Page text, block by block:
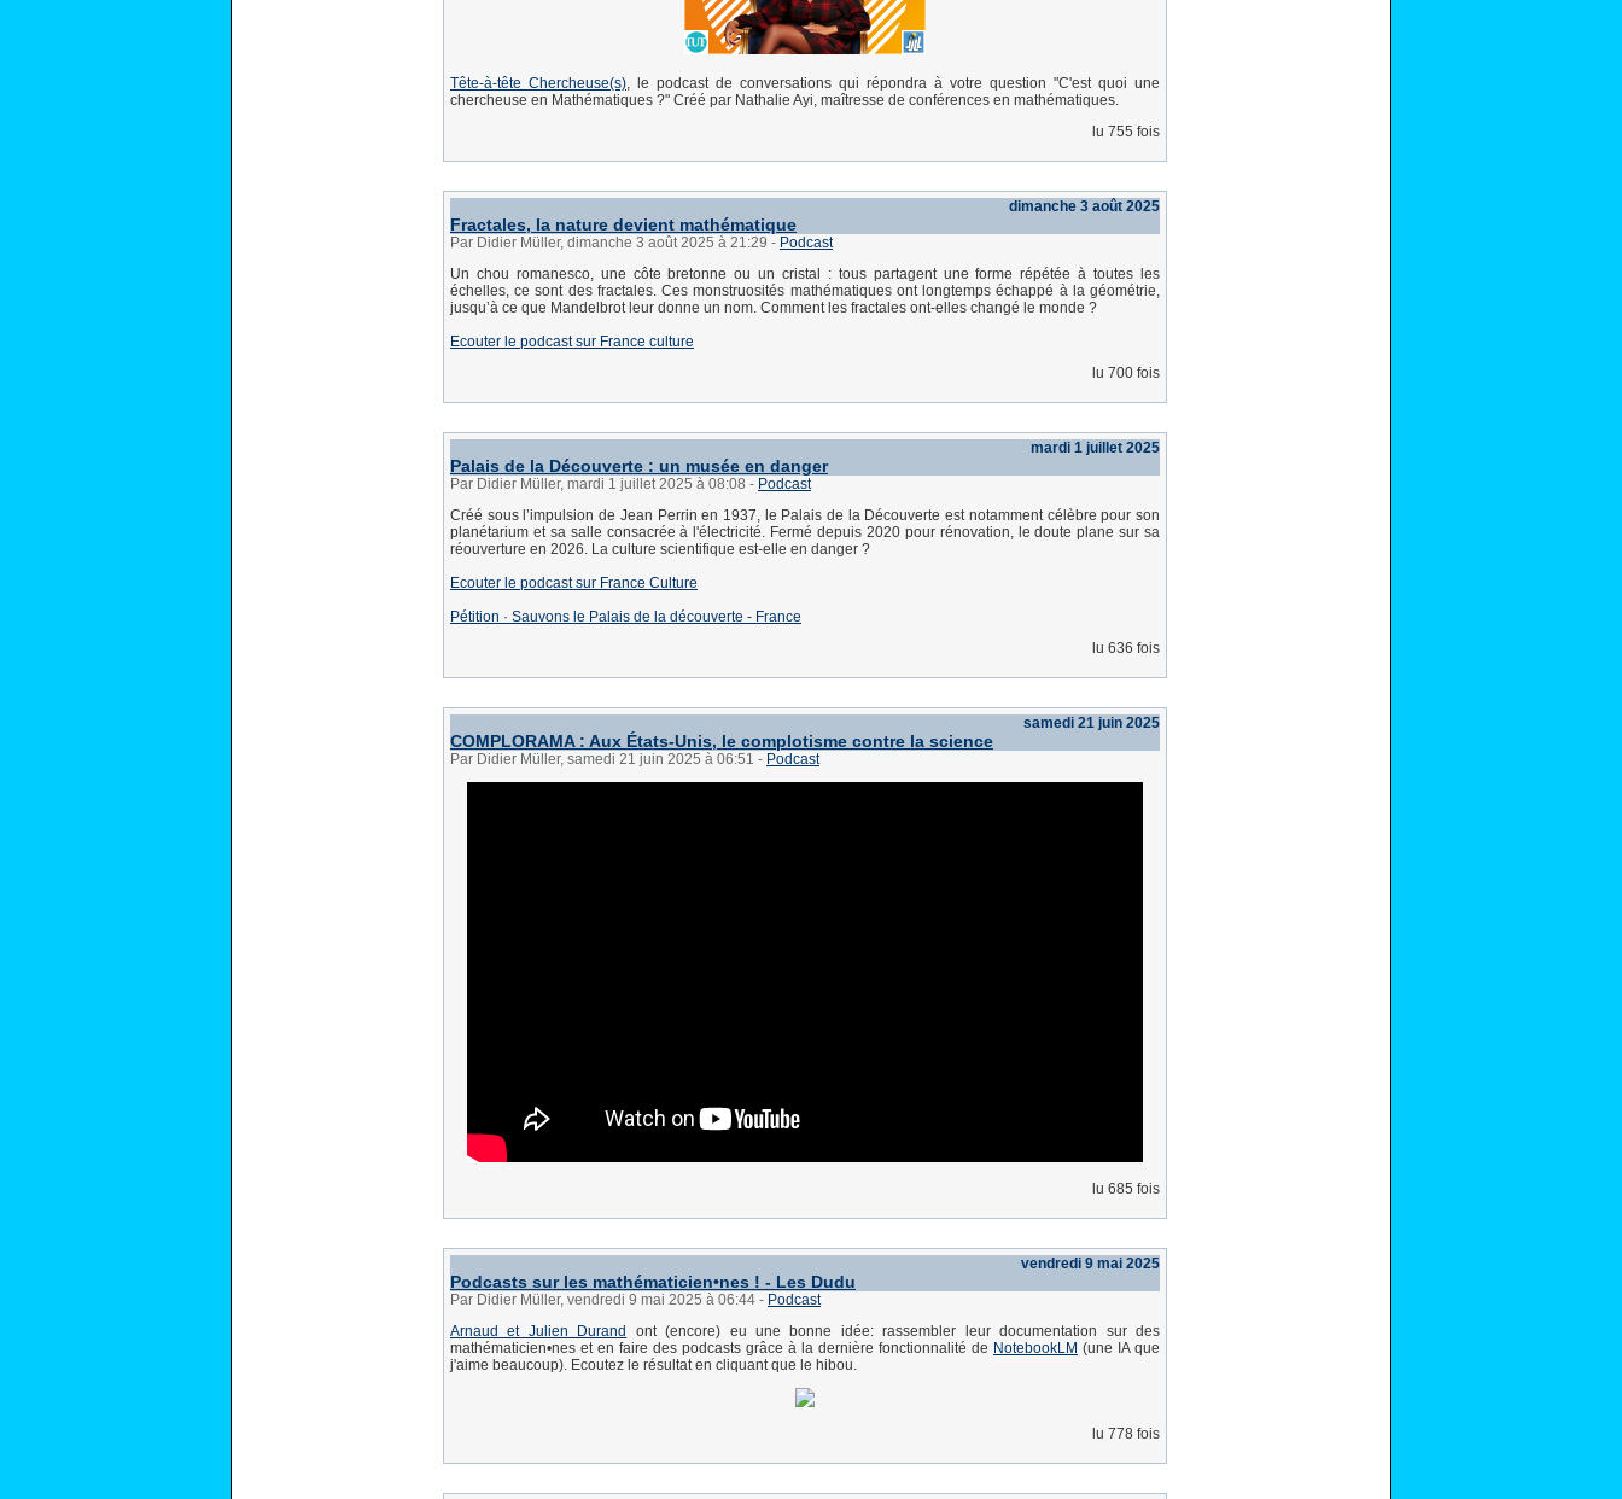
Tête-à-tête Chercheuse(s), le podcast de conversations qui répondra à votre question "C'est quoi une
chercheuse en Mathématiques ?" Créé par Nathalie Ayi, maîtresse de conférences en mathématiques.
lu 755 fois
dimanche 3 août 2025
Fractales, la nature devient mathématique
Par Didier Müller, dimanche 3 août 2025 à 21:29 - Podcast
Un chou romanesco, une côte bretonne ou un cristal : tous partagent une forme répétée à toutes les
échelles, ce sont des fractales. Ces monstruosités mathématiques ont longtemps échappé à la géométrie,
jusqu’à ce que Mandelbrot leur donne un nom. Comment les fractales ont-elles changé le monde ?
Ecouter le podcast sur France culture
lu 700 fois
mardi 1 juillet 2025
Palais de la Découverte : un musée en danger
Par Didier Müller, mardi 1 juillet 2025 à 08:08 - Podcast
Créé sous l’impulsion de Jean Perrin en 1937, le Palais de la Découverte est notamment célèbre pour son
planétarium et sa salle consacrée à l'électricité. Fermé depuis 2020 pour rénovation, le doute plane sur sa
réouverture en 2026. La culture scientifique est-elle en danger ?
Ecouter le podcast sur France Culture
Pétition · Sauvons le Palais de la découverte - France
lu 636 fois
samedi 21 juin 2025
COMPLORAMA : Aux États-Unis, le complotisme contre la science
Par Didier Müller, samedi 21 juin 2025 à 06:51 - Podcast
lu 685 fois
vendredi 9 mai 2025
Podcasts sur les mathématicien•nes ! - Les Dudu
Par Didier Müller, vendredi 9 mai 2025 à 06:44 - Podcast
Arnaud et Julien Durand
ont (encore) eu une bonne idée: rassembler leur documentation sur des
mathématicien•nes et en faire des podcasts grâce à la dernière fonctionnalité de NotebookLM (une IA que
j'aime beaucoup). Ecoutez le résultat en cliquant que le hibou.
lu 778 fois